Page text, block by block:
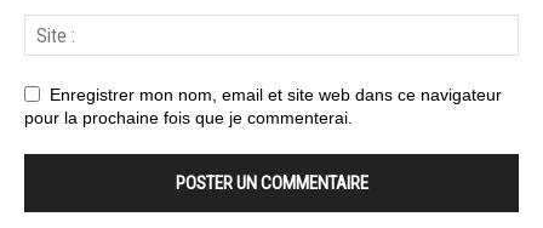
Enregistrer mon nom, email et site web dans ce navigateur
pour la prochaine fois que je commenterai.